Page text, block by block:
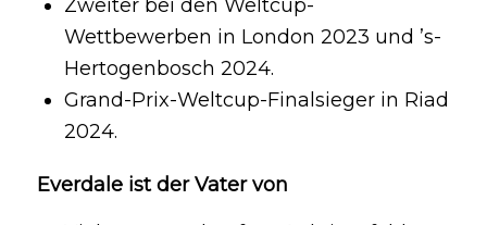
Zweiter bei den Weltcup-
Wettbewerben in London 2023 und ’s-
Hertogenbosch 2024.
Grand-Prix-Weltcup-Finalsieger in Riad
2024.
Everdale ist der Vater von